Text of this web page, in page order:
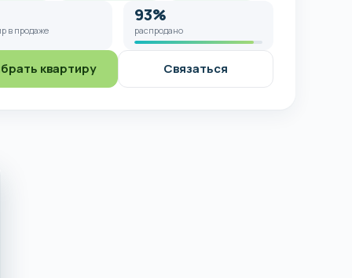
в продаже
93%
распродано
квартиру Связаться